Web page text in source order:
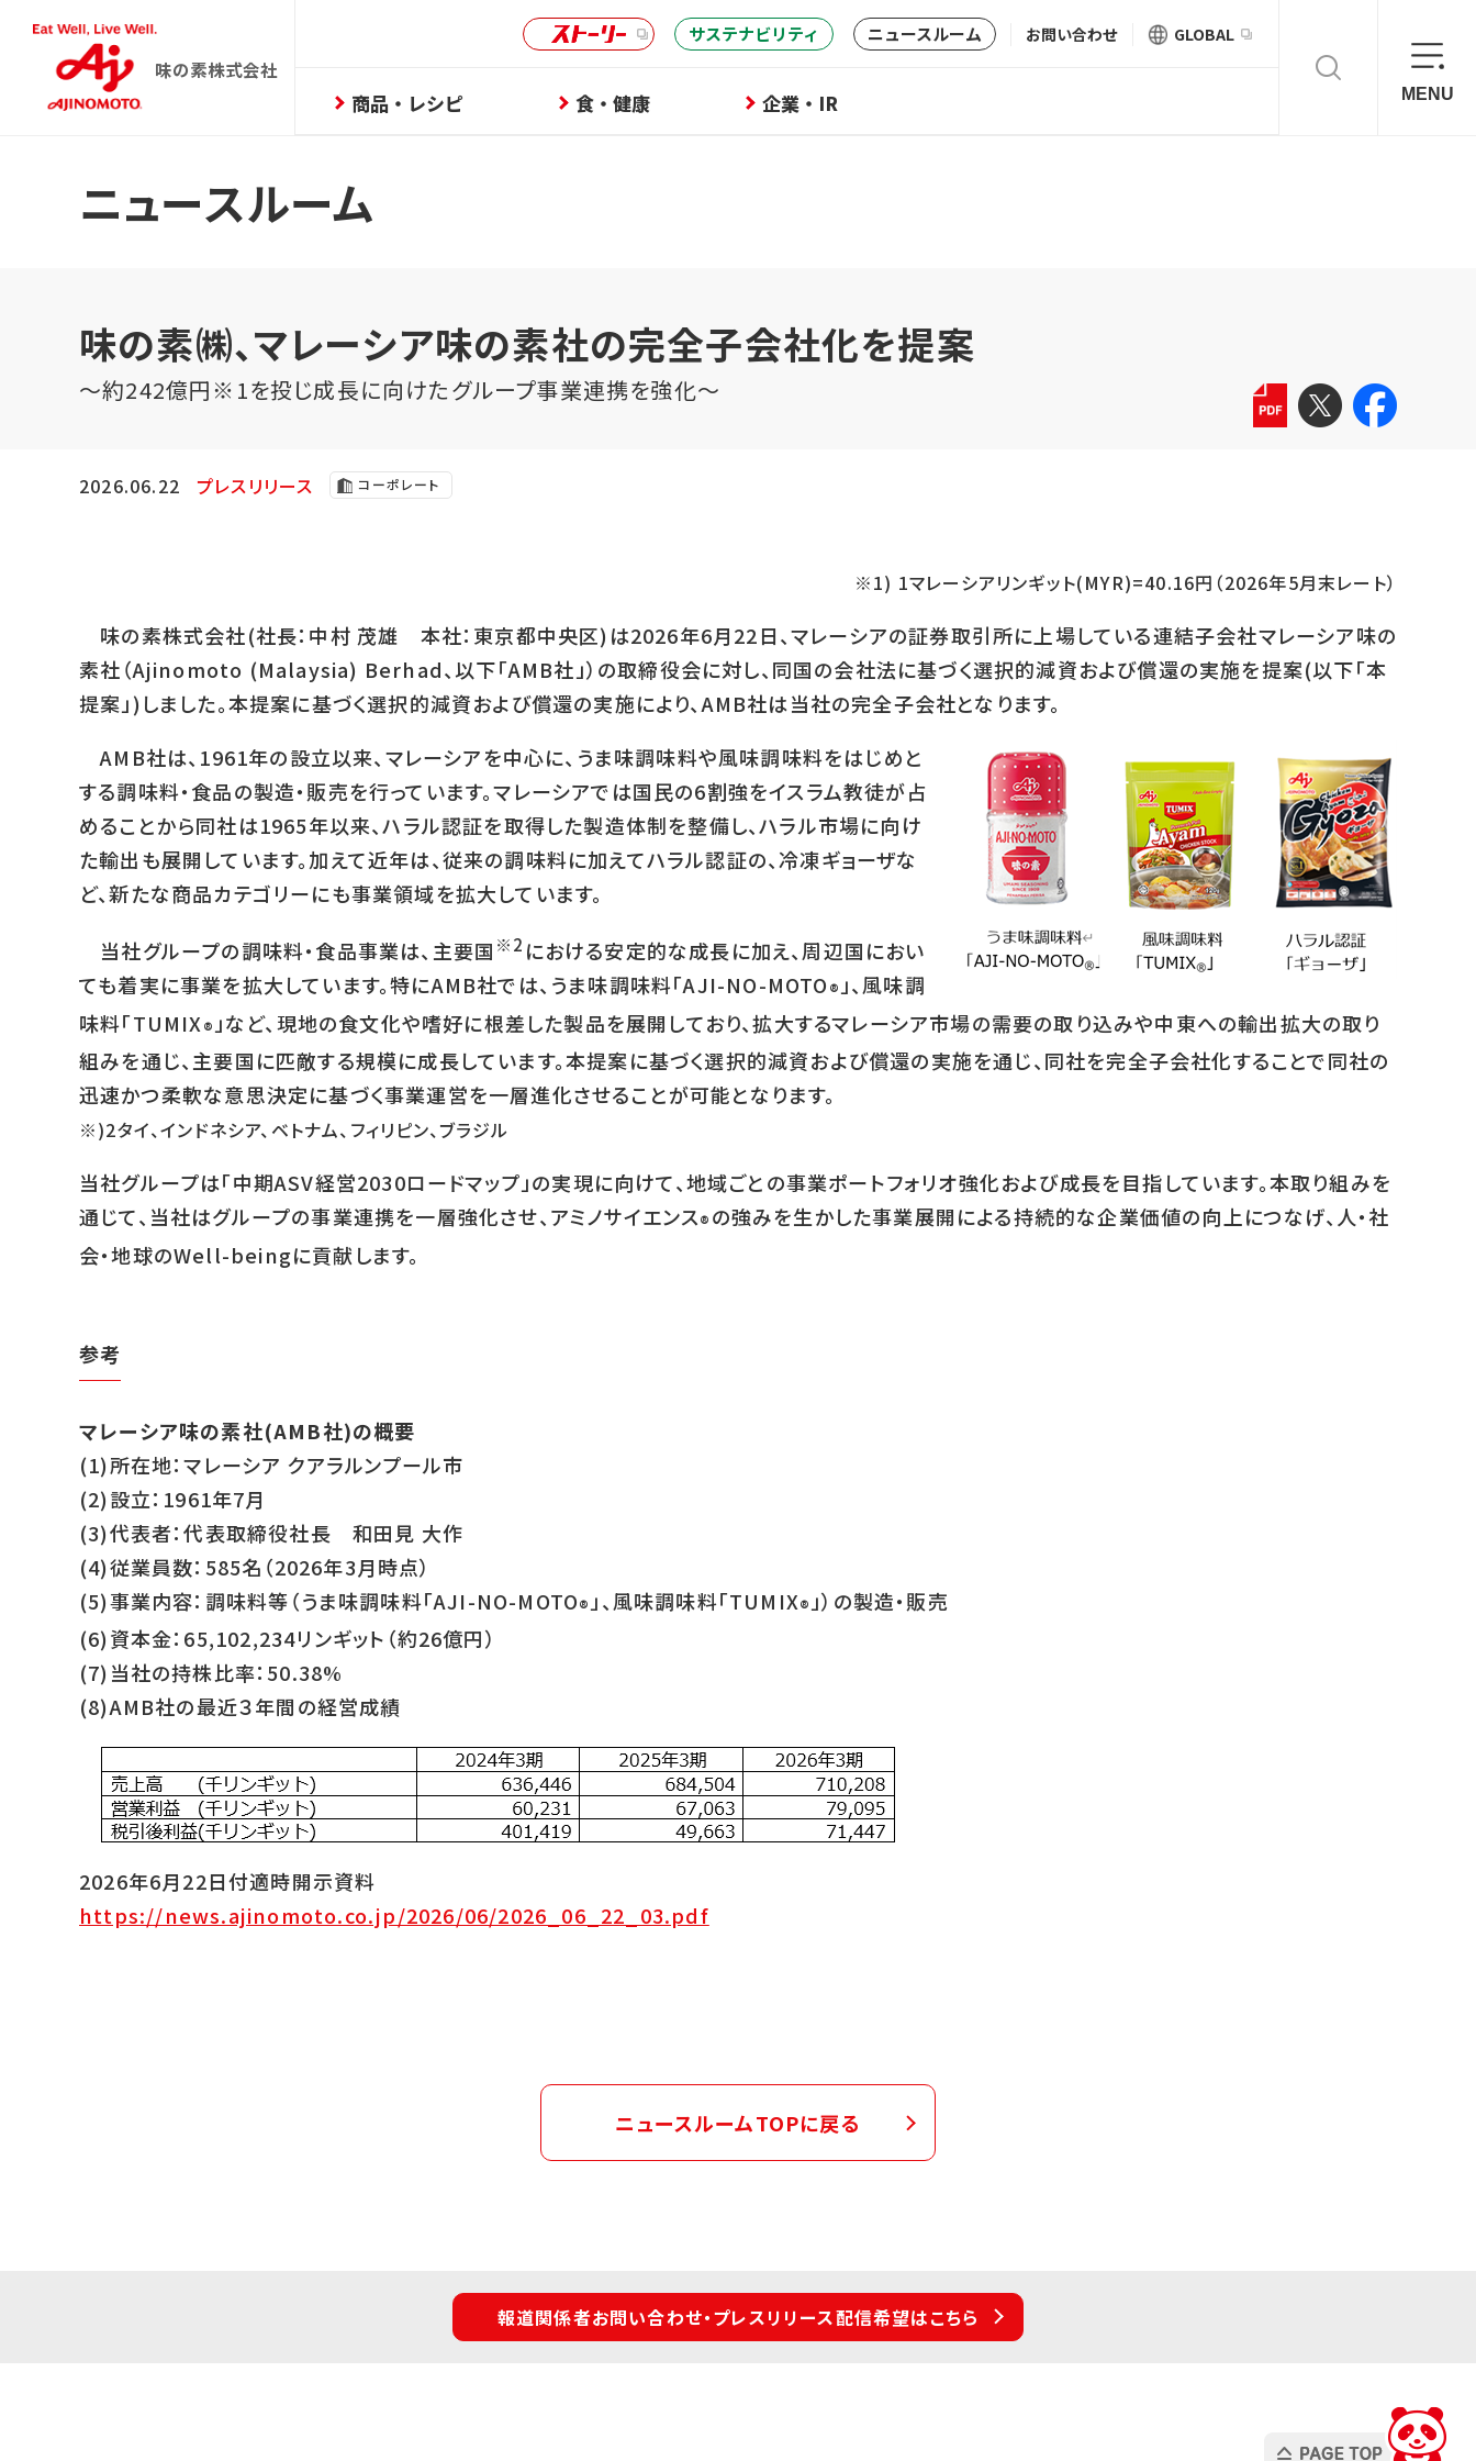
味の素株式会社
サステナビリティ ニュースルーム お問い合わせ GLOBAL
商品・レシピ 食・健康 企業・IR MENU
ニュースルーム
味の素㈱、マレーシア味の素社の完全子会社化を提案
～約242億円※1を投じ成長に向けたグループ事業連携を強化～
2026.06.22 プレスリリース コーポレート
※1) 1マレーシアリンギット(MYR)=40.16円（2026年5月末レート）
味の素株式会社(社長：中村 茂雄 本社：東京都中央区)は2026年6月22日、マレーシアの証券取引所に上場している連結子会社マレーシア味の
素社（Ajinomoto (Malaysia) Berhad、以下「AMB社」）の取締役会に対し、同国の会社法に基づく選択的減資および償還の実施を提案(以下「本
提案」)しました。本提案に基づく選択的減資および償還の実施により、AMB社は当社の完全子会社となります。
AMB社は、1961年の設立以来、マレーシアを中心に、うま味調味料や風味調味料をはじめと
する調味料・食品の製造・販売を行っています。マレーシアでは国民の6割強をイスラム教徒が占
めることから同社は1965年以来、ハラル認証を取得した製造体制を整備し、ハラル市場に向け
た輸出も展開しています。加えて近年は、従来の調味料に加えてハラル認証の、冷凍ギョーザな
ど、新たな商品カテゴリーにも事業領域を拡大しています。
当社グループの調味料・食品事業は、主要国 ※2 における安定的な成長に加え、周辺国におい
ても着実に事業を拡大しています。特にAMB社では、うま味調味料「AJI-NO-MOTO® 」、風味調
味料「TUMIX® 」など、現地の食文化や嗜好に根差した製品を展開しており、拡大するマレーシア市場の需要の取り込みや中東への輸出拡大の取り
組みを通じ、主要国に匹敵する規模に成長しています。本提案に基づく選択的減資および償還の実施を通じ、同社を完全子会社化することで同社の
迅速かつ柔軟な意思決定に基づく事業運営を一層進化させることが可能となります。
※)2タイ、インドネシア、ベトナム、フィリピン、ブラジル
当社グループは「中期ASV経営2030ロードマップ」の実現に向けて、地域ごとの事業ポートフォリオ強化および成長を目指しています。本取り組みを
通じて、当社はグループの事業連携を一層強化させ、アミノサイエンス®の強みを生かした事業展開による持続的な企業価値の向上につなげ、人・社
会・地球のWell-beingに貢献します。
参考
マレーシア味の素社(AMB社)の概要
(1)所在地：マレーシア クアラルンプール市
(2)設立：1961年7月
(3)代表者：代表取締役社長 和田見 大作
(4)従業員数：585名（2026年3月時点）
(5)事業内容：調味料等（うま味調味料「AJI-NO-MOTO® 」、風味調味料「TUMIX® 」）の製造・販売
(6)資本金：65,102,234リンギット（約26億円）
(7)当社の持株比率：50.38%
(8)AMB社の最近３年間の経営成績
2026年6月22日付適時開示資料
https://news.ajinomoto.co.jp/2026/06/2026_06_22_03.pdf
ニュースルームTOPに戻る
報道関係者お問い合わせ・プレスリリース配信希望はこちら